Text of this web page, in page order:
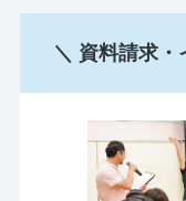
＼ 資料請求・